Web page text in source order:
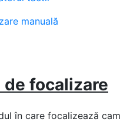
manuală
de focalizare
în care focalizează